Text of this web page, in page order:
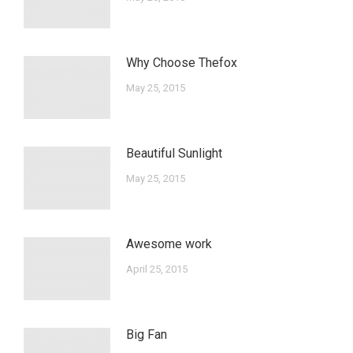
Why Choose Thefox
May 25, 2015
Beautiful Sunlight
May 25, 2015
Awesome work
April 25, 2015
Big Fan